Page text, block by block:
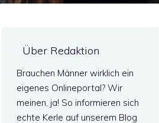
Über Redaktion
Brauchen Männer wirklich ein
eigenes Onlineportal? Wir
meinen, ja! So informieren sich
echte Kerle auf unserem Blog